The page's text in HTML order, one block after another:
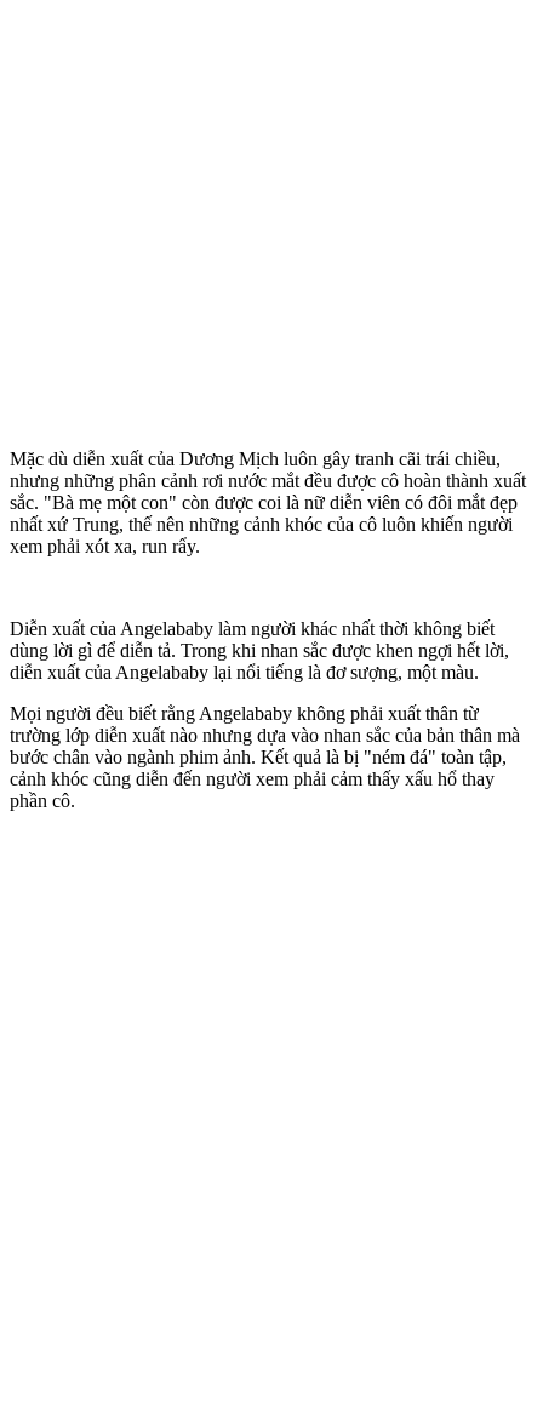
Mặc dù diễn xuất của Dương Mịch luôn gây tranh cãi trái chiều,
nhưng những phân cảnh rơi nước mắt đều được cô hoàn thành xuất
sắc. "Bà mẹ một con" còn được coi là nữ diễn viên có đôi mắt đẹp
nhất xứ Trung, thế nên những cảnh khóc của cô luôn khiến người
xem phải xót xa, run rẩy.
Diễn xuất của Angelababy làm người khác nhất thời không biết
dùng lời gì để diễn tả. Trong khi nhan sắc được khen ngợi hết lời,
diễn xuất của Angelababy lại nổi tiếng là đơ sượng, một màu.
Mọi người đều biết rằng Angelababy không phải xuất thân từ
trường lớp diễn xuất nào nhưng dựa vào nhan sắc của bản thân mà
bước chân vào ngành phim ảnh. Kết quả là bị "ném đá" toàn tập,
cảnh khóc cũng diễn đến người xem phải cảm thấy xấu hổ thay
phần cô.